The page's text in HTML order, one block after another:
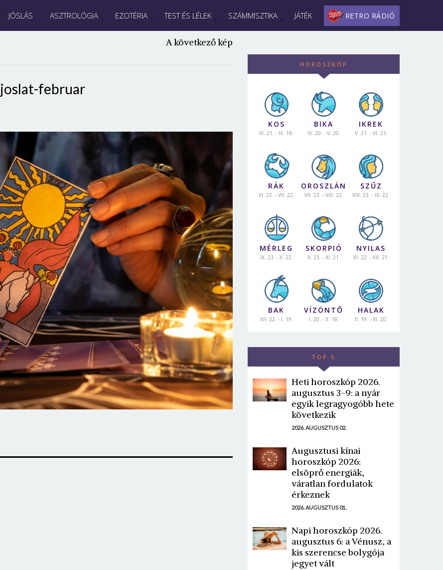
JÓSLÁS ASZTROLÓGIA EZOTÉRIA TEST ÉS LÉLEK SZÁMMISZTIKA JÁTÉK RETRO RÁDIÓ
A következő kép
februar
HOROSZKÓP
KOS
III. 21. - IV. 19.
BIKA
IV. 20. - V. 20.
IKREK
V. 21. - VI. 21.
RÁK
VI. 22. - VII. 22.
OROSZLÁN
VII. 23. - VIII. 22.
SZŰZ
VIII. 23. - IX. 22.
MÉRLEG
IX. 23. - X. 22.
SKORPIÓ
X. 23. - XI. 21.
NYILAS
XI. 22. - XII. 21.
BAK
XII. 22. - I. 19.
VÍZÖNTŐ
I. 20. - II. 18.
HALAK
II. 19. - III. 20.
TOP 5
Heti horoszkóp 2026.
augusztus 3-9: a nyár
egyik legragyogóbb hete
következik
2026. AUGUSZTUS 02.
Augusztusi kínai
horoszkóp 2026:
elsöprő energiák,
váratlan fordulatok
érkeznek
2026. AUGUSZTUS 01.
Napi horoszkóp 2026.
augusztus 6: a Vénusz, a
kis szerencse bolygója
jegyet vált